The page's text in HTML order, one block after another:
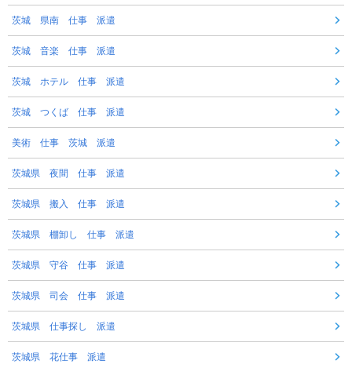
茨城 県南 仕事 派遣
茨城 音楽 仕事 派遣
茨城 ホテル 仕事 派遣
茨城 つくば 仕事 派遣
美術 仕事 茨城 派遣
茨城県 夜間 仕事 派遣
茨城県 搬入 仕事 派遣
茨城県 棚卸し 仕事 派遣
茨城県 守谷 仕事 派遣
茨城県 司会 仕事 派遣
茨城県 仕事探し 派遣
茨城県 花仕事 派遣